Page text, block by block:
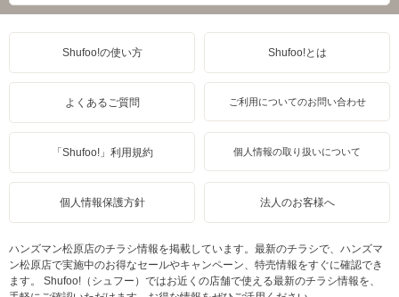
Shufoo!の使い方 Shufoo!とは
よくあるご質問 ご利用についてのお問い合わせ
「Shufoo!」利用規約 個人情報の取り扱いについて
個人情報保護方針 法人のお客様へ
ハンズマン松原店のチラシ情報を掲載しています。最新のチラシで、ハンズマ
ン松原店で実施中のお得なセールやキャンペーン、特売情報をすぐに確認でき
ます。 Shufoo!（シュフー）ではお近くの店舗で使える最新のチラシ情報を、